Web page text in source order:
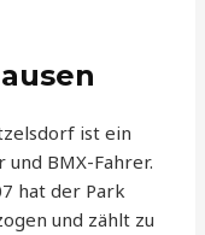
ist ein
BMX-Fahrer.
hat der Park
und zählt zu